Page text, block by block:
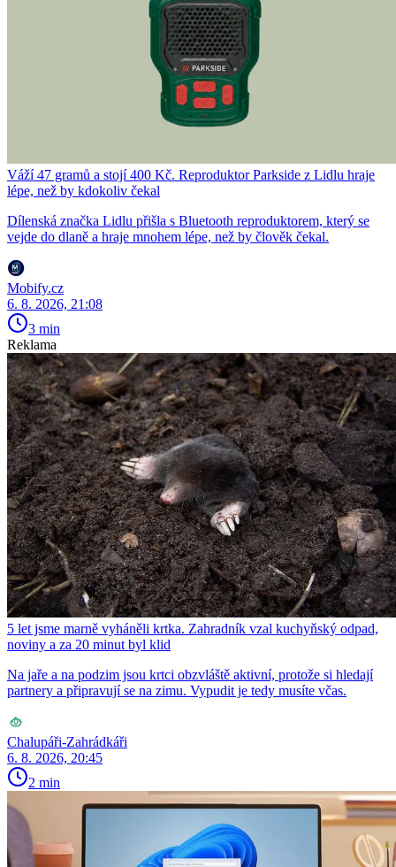
Váží 47 gramů a stojí 400 Kč. Reproduktor Parkside z Lidlu hraje
lépe, než by kdokoliv čekal
Dílenská značka Lidlu přišla s Bluetooth reproduktorem, který se
vejde do dlaně a hraje mnohem lépe, než by člověk čekal.
Mobify.cz
6. 8. 2026, 21:08
3 min
Reklama
5 let jsme marně vyháněli krtka. Zahradník vzal kuchyňský odpad,
noviny a za 20 minut byl klid
Na jaře a na podzim jsou krtci obzvláště aktivní, protože si hledají
partnery a připravují se na zimu. Vypudit je tedy musíte včas.
Chalupáři-Zahrádkáři
6. 8. 2026, 20:45
2 min